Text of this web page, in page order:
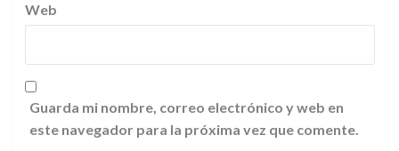
Web
Guarda mi nombre, correo electrónico y web en
este navegador para la próxima vez que comente.